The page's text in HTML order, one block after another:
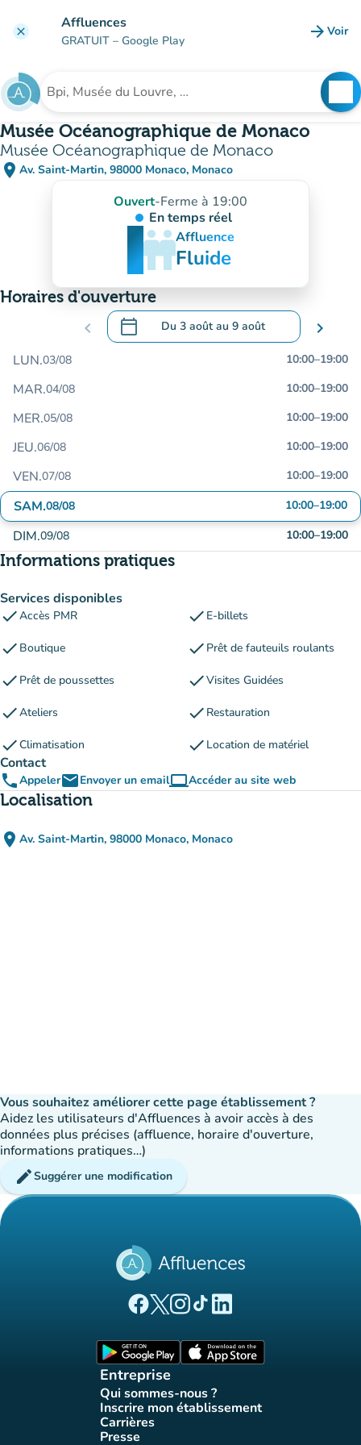
clear Affluences
GRATUIT – Google Play arrow_forward Voir
Rechercher un établissement
Musée Océanographique de Monaco
Musée Océanographique de Monaco
place Av. Saint-Martin, 98000 Monaco, Monaco
(ouvrir dans Google Maps)
(nouvel onglet)
Ouvert-Ferme à 19:00
En temps réel
man
man
manAffluence
Fluide
Horaires d'ouverture
chevron_left calendar_today Du 3 aoûtau 9 août
.Ouvrir le calendrier pour changer de
chevron_right
LUN.03/08 10:00–19:00
MAR.04/08 10:00–19:00
MER.05/08 10:00–19:00
JEU.06/08 10:00–19:00
VEN.07/08 10:00–19:00
SAM.08/08 10:00–19:00
DIM.09/08 10:00–19:00
Informations pratiques
Services disponibles
checkAccès PMR check E-billets
check Boutique check Prêt de fauteuils roulants
check Prêt de poussettes checkVisites Guidées
checkAteliers check Restauration
checkClimatisation check Location de matériel
Contact
phoneAppeleremailEnvoyer un emailcomputerAccéder au site web
(nouvel onglet)
Localisation
place Av. Saint-Martin, 98000 Monaco, Monaco
(ouvrir dans Google Maps)
(nouvel onglet)
Vous souhaitez améliorer cette page établissement ?
Aidez les utilisateurs d'Affluences à avoir accès à des
données plus précises (affluence, horaire d'ouverture,
informations pratiques…)
editSuggérer une modification
(nouvel onglet)
(nouvel onglet)
(nouvel onglet)
(nouvel onglet)
(nouvel onglet)
Entreprise
Qui sommes-nous ?
(nouvel onglet)
Inscrire mon établissement
(nouvel onglet)
Carrières(nouvel onglet)
Presse